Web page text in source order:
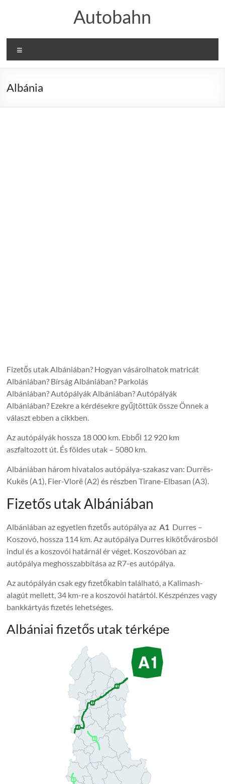
Autobahn
Albánia
Fizetős utak Albániában? Hogyan vásárolhatok matricát
Albániában? Bírság Albániában? Parkolás
Albániában? Autópályák Albániában? Autópályák
Albániában? Ezekre a kérdésekre gyűjtöttük össze Önnek a
választ ebben a cikkben.
Az autópályák hossza 18 000 km. Ebből 12 920 km
aszfaltozott út. És földes utak – 5080 km.
Albániában három hivatalos autópálya-szakasz van: Durrës-
Kukës (A1), Fier-Vlorë (A2) és részben Tirane-Elbasan (A3).
Fizetős utak Albániában
Albániában az egyetlen fizetős autópálya azA1 Durres –
Koszovó, hossza 114 km. Az autópálya Durres kikötővárosból
indul és a koszovói határnál ér véget. Koszovóban az
autópálya meghosszabbítása az R7-es autópálya.
Az autópályán csak egy fizetőkabin található, a Kalimash-
alagút mellett, 34 km-re a koszovói határtól. Készpénzes vagy
bankkártyás fizetés lehetséges.
Albániai fizetős utak térképe